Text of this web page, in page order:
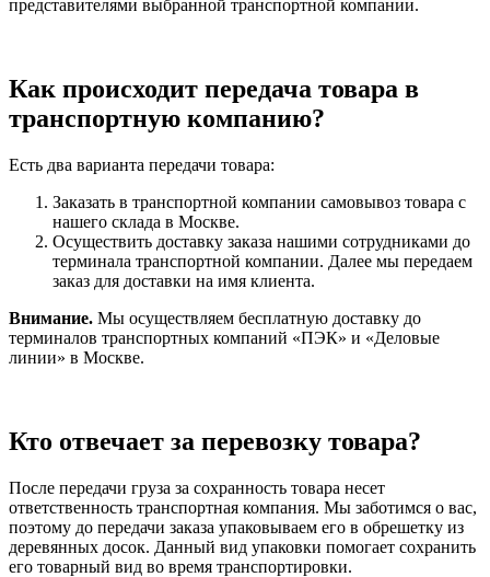
представителями выбранной транспортной компании.
Как происходит передача товара в
транспортную компанию?
Есть два варианта передачи товара:
Заказать в транспортной компании самовывоз товара с
нашего склада в Москве.
Осуществить доставку заказа нашими сотрудниками до
терминала транспортной компании. Далее мы передаем
заказ для доставки на имя клиента.
Внимание. Мы осуществляем бесплатную доставку до
терминалов транспортных компаний «ПЭК» и «Деловые
линии» в Москве.
Кто отвечает за перевозку товара?
После передачи груза за сохранность товара несет
ответственность транспортная компания. Мы заботимся о вас,
поэтому до передачи заказа упаковываем его в обрешетку из
деревянных досок. Данный вид упаковки помогает сохранить
его товарный вид во время транспортировки.